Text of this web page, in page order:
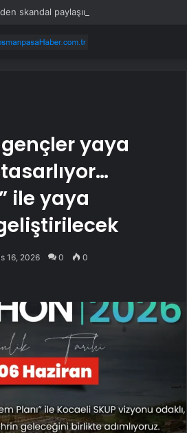
skandal paylaşım
yaya
ile yaya
16, 2026 0 0